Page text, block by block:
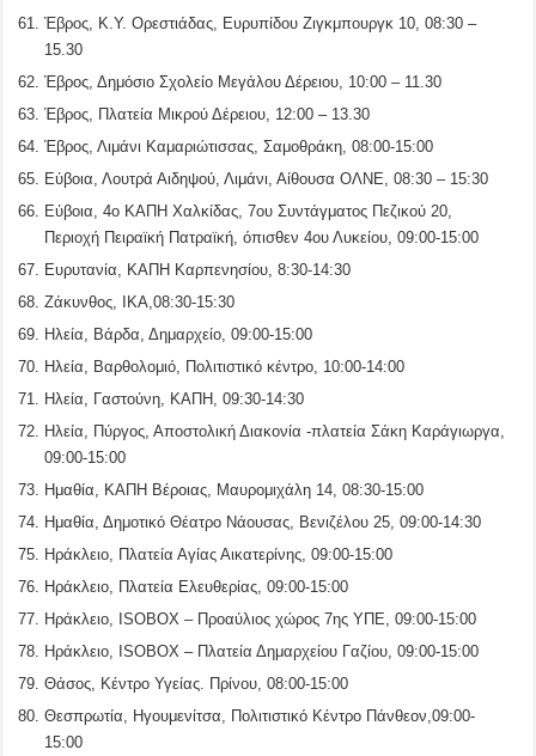
Έβρος, Κ.Υ. Ορεστιάδας, Ευρυπίδου Ζιγκμπουργκ 10, 08:30 –
15.30
Έβρος, Δημόσιο Σχολείο Μεγάλου Δέρειου, 10:00 – 11.30
Έβρος, Πλατεία Μικρού Δέρειου, 12:00 – 13.30
Έβρος, Λιμάνι Καμαριώτισσας, Σαμοθράκη, 08:00-15:00
Εύβοια, Λουτρά Αιδηψού, Λιμάνι, Αίθουσα ΟΛΝΕ, 08:30 – 15:30
Εύβοια, 4ο ΚΑΠΗ Χαλκίδας, 7ου Συντάγματος Πεζικού 20,
Περιοχή Πειραϊκή Πατραϊκή, όπισθεν 4ου Λυκείου, 09:00-15:00
Ευρυτανία, ΚΑΠΗ Καρπενησίου, 8:30-14:30
Ζάκυνθος, ΙΚΑ,08:30-15:30
Ηλεία, Βάρδα, Δημαρχείο, 09:00-15:00
Ηλεία, Βαρθολομιό, Πολιτιστικό κέντρο, 10:00-14:00
Ηλεία, Γαστούνη, ΚΑΠΗ, 09:30-14:30
Ηλεία, Πύργος, Αποστολική Διακονία -πλατεία Σάκη Καράγιωργα,
09:00-15:00
Ημαθία, ΚΑΠΗ Βέροιας, Μαυρομιχάλη 14, 08:30-15:00
Ημαθία, Δημοτικό Θέατρο Νάουσας, Βενιζέλου 25, 09:00-14:30
Ηράκλειο, Πλατεία Αγίας Αικατερίνης, 09:00-15:00
Ηράκλειο, Πλατεία Ελευθερίας, 09:00-15:00
Ηράκλειο, ISOBOX – Προαύλιος χώρος 7ης ΥΠΕ, 09:00-15:00
Ηράκλειο, ISOBOX – Πλατεία Δημαρχείου Γαζίου, 09:00-15:00
Θάσος, Κέντρο Υγείας. Πρίνου, 08:00-15:00
Θεσπρωτία, Ηγουμενίτσα, Πολιτιστικό Κέντρο Πάνθεον,09:00-
15:00